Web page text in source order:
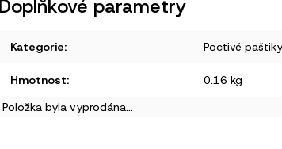
Doplňkové parametry
Kategorie: Poctivé
Hmotnost:
0.16 kg
Položka byla vyprodána…